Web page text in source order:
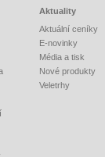
Aktuality
Aktuální ceníky
E-novinky
Média a tisk
Nové produkty
Veletrhy